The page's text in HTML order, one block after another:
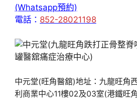
(Whatsapp預約)
電話： 852-28021198
中元堂(旺角醫舘)地址：九龍旺角
利商業中心11樓02及03室(港鐵旺